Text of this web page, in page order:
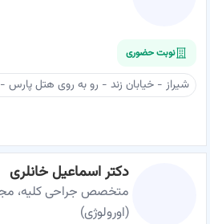
نوبت حضوری
دکتر اسماعیل خانلری
متخصص جراحی کلیه،
(اورولوژی)